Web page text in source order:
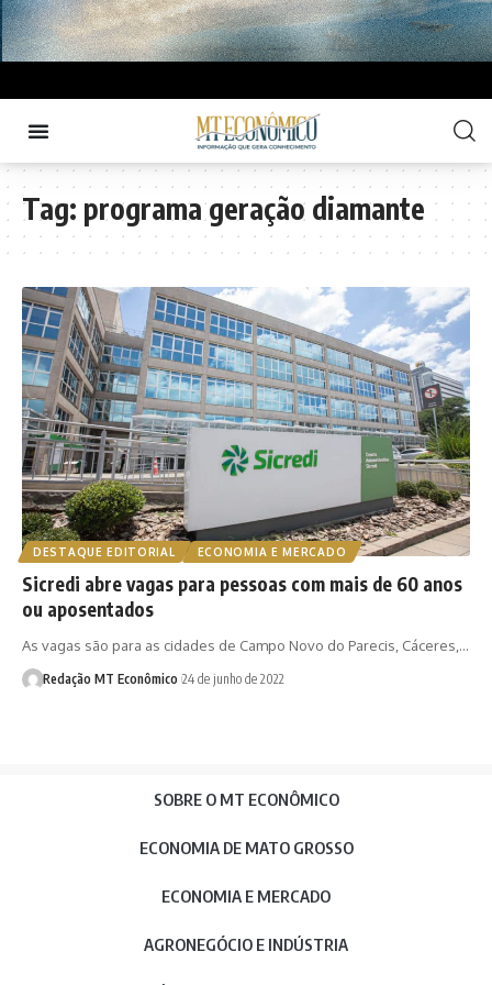
Tag: programa geração diamante
DESTAQUE EDITORIAL ECONOMIA E MERCADO
Sicredi abre vagas para pessoas com mais de 60 anos
ou aposentados
As vagas são para as cidades de Campo Novo do Parecis, Cáceres,…
Redação MT Econômico 24 de junho de 2022
SOBRE O MT ECONÔMICO
ECONOMIA DE MATO GROSSO
ECONOMIA E MERCADO
AGRONEGÓCIO E INDÚSTRIA